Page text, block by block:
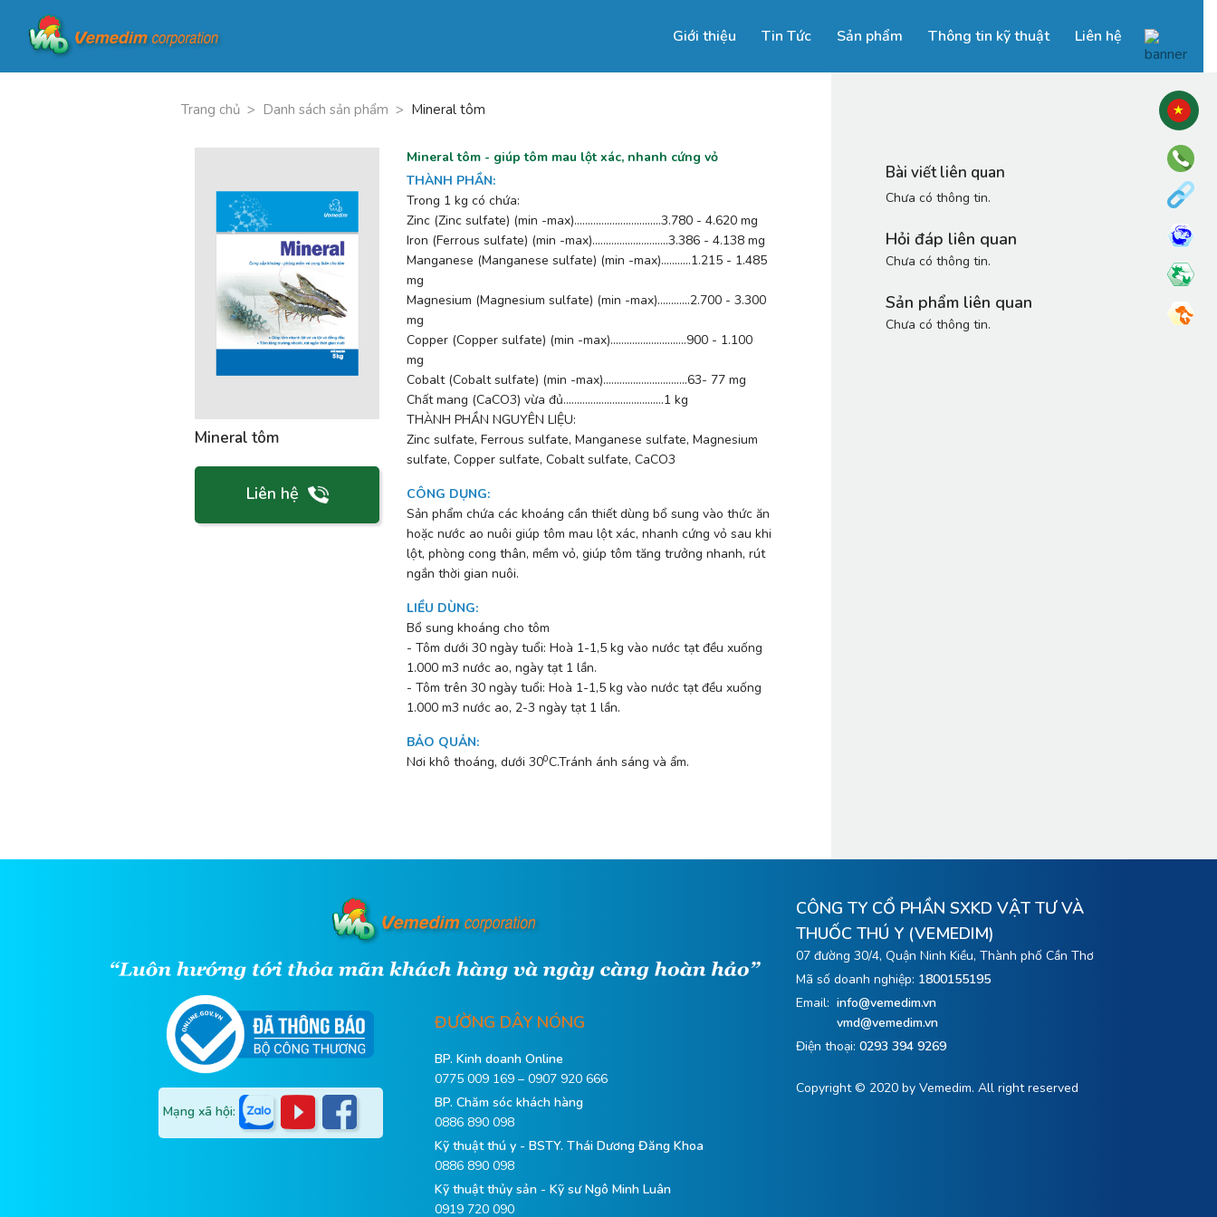
Giới thiệu Tin Tức Sản phẩm Thông tin kỹ thuật Liên hệ
Trang chủ > Danh sách sản phẩm > Mineral tôm
Mineral tôm
Liên hệ
Mineral tôm - giúp tôm mau lột xác, nhanh cứng vỏ
THÀNH PHẦN:
Trong 1 kg có chứa:
Zinc (Zinc sulfate) (min -max)……..................…..…3.780 - 4.620 mg
Iron (Ferrous sulfate) (min -max)..……....................3.386 - 4.138 mg
Manganese (Manganese sulfate) (min -max)...........1.215 - 1.485
mg
Magnesium (Magnesium sulfate) (min -max)….........2.700 - 3.300
mg
Copper (Copper sulfate) (min -max)..…....…................900 - 1.100
mg
Cobalt (Cobalt sulfate) (min -max)….…….....................63- 77 mg
Chất mang (CaCO3) vừa đủ........…….......................1 kg
THÀNH PHẦN NGUYÊN LIỆU:
Zinc sulfate, Ferrous sulfate, Manganese sulfate, Magnesium
sulfate, Copper sulfate, Cobalt sulfate, CaCO3
CÔNG DỤNG:
Sản phẩm chứa các khoáng cần thiết dùng bổ sung vào thức ăn
hoặc nước ao nuôi giúp tôm mau lột xác, nhanh cứng vỏ sau khi
lột, phòng cong thân, mềm vỏ, giúp tôm tăng trưởng nhanh, rút
ngắn thời gian nuôi.
LIỀU DÙNG:
Bổ sung khoáng cho tôm
- Tôm dưới 30 ngày tuổi: Hoà 1-1,5 kg vào nước tạt đều xuống
1.000 m3 nước ao, ngày tạt 1 lần.
- Tôm trên 30 ngày tuổi: Hoà 1-1,5 kg vào nước tạt đều xuống
1.000 m3 nước ao, 2-3 ngày tạt 1 lần.
BẢO QUẢN:
Nơi khô thoáng, dưới 300C.Tránh ánh sáng và ẩm.
Bài viết liên quan
Chưa có thông tin.
Hỏi đáp liên quan
Chưa có thông tin.
Sản phẩm liên quan
Chưa có thông tin.
Mạng xã hội:
ĐƯỜNG DÂY NÓNG
BP. Kinh doanh Online
0775 009 169 – 0907 920 666
BP. Chăm sóc khách hàng
0886 890 098
Kỹ thuật thú y - BSTY. Thái Dương Đăng Khoa
0886 890 098
Kỹ thuật thủy sản - Kỹ sư Ngô Minh Luân
0919 720 090
CÔNG TY CỔ PHẦN SXKD VẬT TƯ VÀ
THUỐC THÚ Y (VEMEDIM)
07 đường 30/4, Quận Ninh Kiều, Thành phố Cần Thơ
Mã số doanh nghiệp: 1800155195
Email: info@vemedim.vn
vmd@vemedim.vn
Điện thoại: 0293 394 9269
Copyright © 2020 by Vemedim. All right reserved